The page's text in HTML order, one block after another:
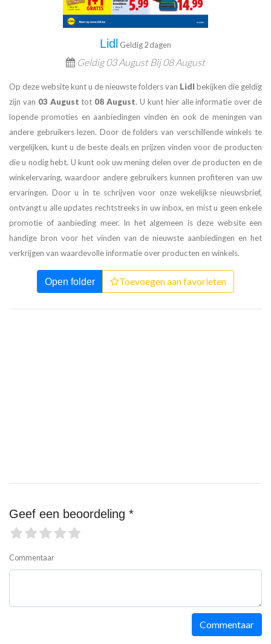
Lidl Geldig 2 dagen
Geldig03 August Bij08 August
Op deze website kunt u de nieuwste folders van Lidl bekijken die geldig
zijn van 03 August tot 08 August. U kunt hier alle informatie over de
lopende promoties en aanbiedingen vinden en ook de meningen van
andere gebruikers lezen. Door de folders van verschillende winkels te
vergelijken, kunt u de beste deals en prijzen vinden voor de producten
die u nodig hebt. U kunt ook uw mening delen over de producten en de
winkelervaring, waardoor andere gebruikers kunnen profiteren van uw
ervaringen. Door u in te schrijven voor onze wekelijkse nieuwsbrief,
ontvangt u alle updates rechtstreeks in uw inbox, en mist u geen enkele
promotie of aanbieding meer. In het algemeen is deze website een
handige bron voor het vinden van de nieuwste aanbiedingen en het
verkrijgen van waardevolle informatie over producten en winkels.
Open folder Toevoegen aan favorieten
Geef een beoordeling *
Commentaar
Commentaar